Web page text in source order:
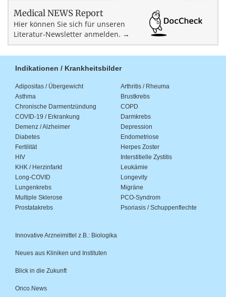
Medical NEWS Report
Hier können Sie sich für unseren
Literatur-Newsletter anmelden. →
Indikationen / Krankheitsbilder
Adipositas / Übergewicht
Arthritis / Rheuma
Asthma
Brustkrebs
Chronische Darmentzündung
COPD
COVID-19 / Erkrankung
Darmkrebs
Demenz / Alzheimer
Depression
Diabetes
Endometriose
Fertilität
Herpes Zoster
HIV
Interstitielle Zystitis
KHK / Herzinfarkt
Leukämie
Long-COVID
Longevity
Lungenkrebs
Migräne
Multiple Sklerose
PCO-Syndrom
Prostatakrebs
Psoriasis / Schuppenflechte
Innovative Arzneimittel z.B.: Biologika
Neues aus Kliniken und Instituten
Blick in die Zukunft
Onco.News